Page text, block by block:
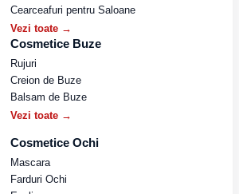
Cearceafuri pentru Saloane
Vezi toate →
Cosmetice Buze
Rujuri
Creion de Buze
Balsam de Buze
Vezi toate →
Cosmetice Ochi
Mascara
Farduri Ochi